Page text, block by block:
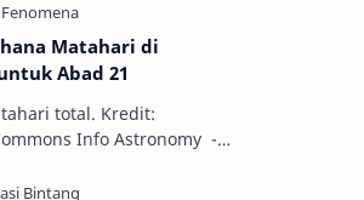
Matahari di
Abad 21
total. Kredit:
Astronomy -
akan terjadi sebanyak